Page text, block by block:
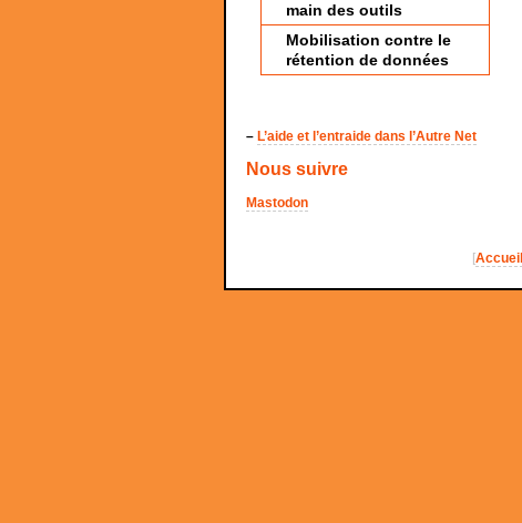
main des outils
Mobilisation contre le
rétention de données
– L’aide et l’entraide dans l’Autre Net
Nous suivre
Mastodon
[Accueil